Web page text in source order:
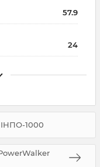
57.9
24
1000